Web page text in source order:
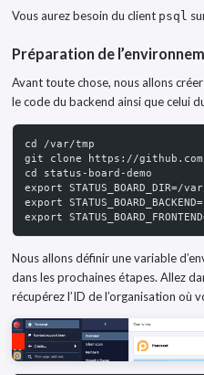
Vous aurez besoin du client psql
Préparation de
Avant toute chose, nous allons
le code du backend ainsi que celui
cd /var/tmp
git clone https://
cd status-board-demo
export STATUS_BOARD_DIR=/
export
export
Nous allons définir une variable
dans les prochaines étapes. Allez
récupérez l’ID de l’organisation où